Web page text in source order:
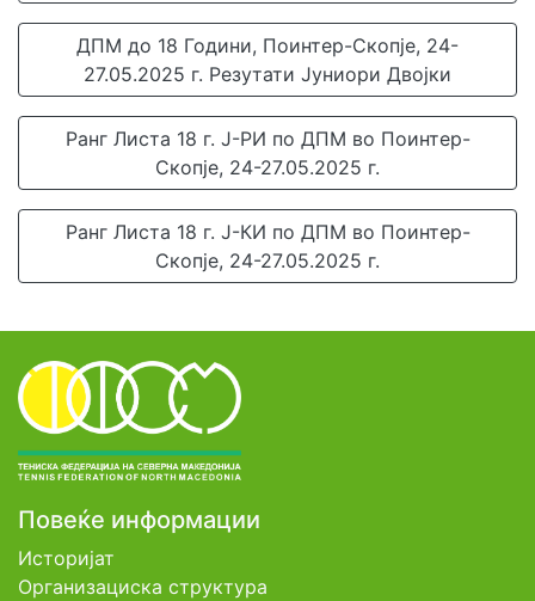
ДПМ до 18 Години, Поинтер-Скопје, 24-
27.05.2025 г. Резутати Јуниори Двојки
Ранг Листа 18 г. Ј-РИ по ДПМ во Поинтер-
Скопје, 24-27.05.2025 г.
Ранг Листа 18 г. Ј-КИ по ДПМ во Поинтер-
Скопје, 24-27.05.2025 г.
Повеќе информации
Историјат
Организациска структура